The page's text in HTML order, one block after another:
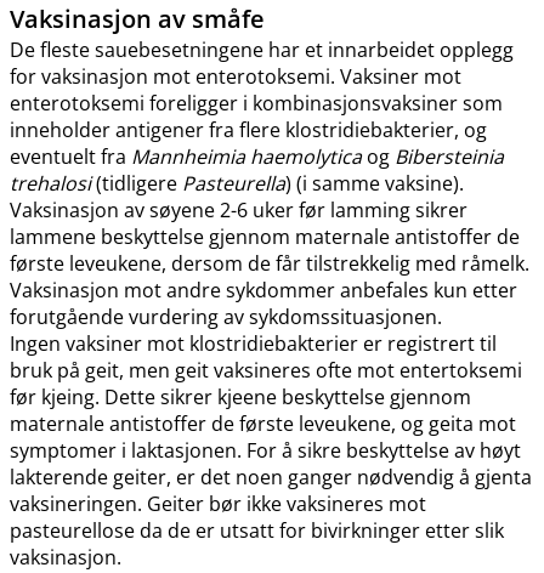
Vaksinasjon av småfe
De fleste sauebesetningene har et innarbeidet opplegg
for vaksinasjon mot enterotoksemi. Vaksiner mot
enterotoksemi foreligger i kombinasjonsvaksiner som
inneholder antigener fra flere klostridiebakterier, og
eventuelt fra Mannheimia haemolyticaog Bibersteinia
trehalosi(tidligere Pasteurella) (i samme vaksine).
Vaksinasjon av søyene 2-6 uker før lamming sikrer
lammene beskyttelse gjennom maternale antistoffer de
første leveukene, dersom de får tilstrekkelig med råmelk.
Vaksinasjon mot andre sykdommer anbefales kun etter
forutgående vurdering av sykdomssituasjonen.
Ingen vaksiner mot klostridiebakterier er registrert til
bruk på geit, men geit vaksineres ofte mot entertoksemi
før kjeing. Dette sikrer kjeene beskyttelse gjennom
maternale antistoffer de første leveukene, og geita mot
symptomer i laktasjonen. For å sikre beskyttelse av høyt
lakterende geiter, er det noen ganger nødvendig å gjenta
vaksineringen. Geiter bør ikke vaksineres mot
pasteurellose da de er utsatt for bivirkninger etter slik
vaksinasjon.